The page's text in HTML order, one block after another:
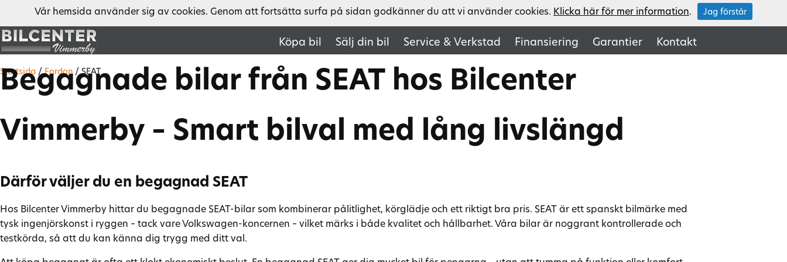
Köpa bil Sälj din bil Service & Verkstad Finansiering Garantier Kontakt
Startsida /Fordon/SEAT
Begagnade bilar från SEAT hos Bilcenter
Vimmerby – Smart bilval med lång livslängd
Därför väljer du en begagnad SEAT
Hos Bilcenter Vimmerby hittar du begagnade SEAT-bilar som kombinerar pålitlighet, körglädje och ett riktigt bra pris. SEAT är ett spanskt bilmärke med
tysk ingenjörskonst i ryggen – tack vare Volkswagen-koncernen – vilket märks i både kvalitet och hållbarhet. Våra bilar är noggrant kontrollerade och
testkörda, så att du kan känna dig trygg med ditt val.
Vår hemsida använder sig av cookies. Genom att fortsätta surfa på sidan godkänner du att vi använder cookies. Klicka här för mer information. Jag förstår